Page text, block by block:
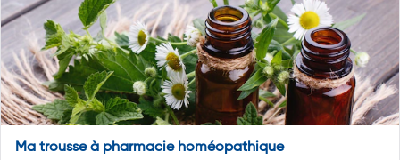
Ma trousse à pharmacie homéopathique